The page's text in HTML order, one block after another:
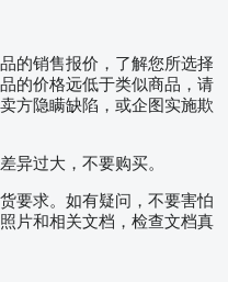
的销售报价，了解您所选择
的价格远低于类似商品，请
方隐瞒缺陷，或企图实施欺
异过大，不要购买。
要求。如有疑问，不要害怕
片和相关文档，检查文档真